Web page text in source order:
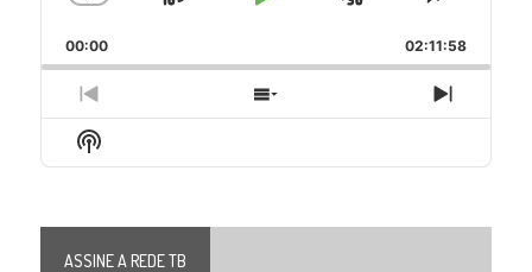
Rate
ForwardEpisode
00:00 02:11:58
Previous
Episode
Show
Episodes
Next
Episode
Show
Podcast
ASSINE A REDE TB